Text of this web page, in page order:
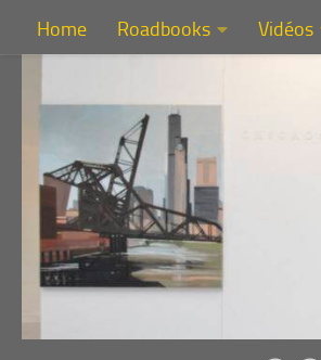
Au dessous du contenu
Home Roadbooks Vidéos